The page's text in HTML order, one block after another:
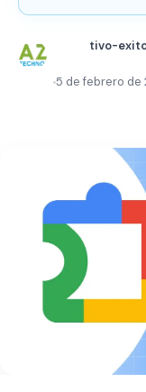
tivo-
5 de febrero de